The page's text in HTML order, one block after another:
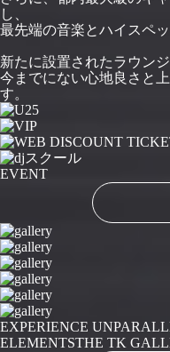
し、
最先端の音楽とハイスペ
新たに設置されたラウン
今までにない心地良さと
す。
EVENT
EXPERIENCE
ELEMENTSTHE TK